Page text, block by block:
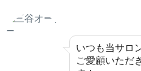
いつも当サロ
ご愛顧いただ